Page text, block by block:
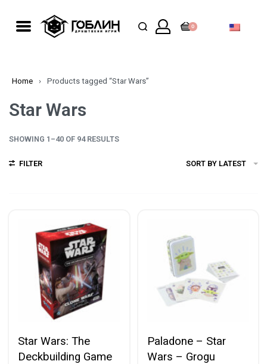
0
Home › Products tagged “Star Wars”
Star Wars
SHOWING 1–40 OF 94 RESULTS
FILTER SORT BY LATEST
Star Wars: The
Deckbuilding Game
Paladone – Star
Wars – Grogu